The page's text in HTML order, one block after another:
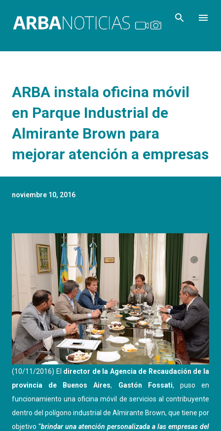
ARBA instala oficina móvil
en Parque Industrial de
Almirante Brown para
mejorar atención a empresas
noviembre 10, 2016
(10/11/2016) El director de la Agencia de Recaudación de la
provincia de Buenos Aires, Gastón Fossati, puso en
funcionamiento una oficina móvil de servicios al contribuyente
dentro del polígono industrial de Almirante Brown, que tiene por
objetivo “brindar una atención personalizada a las empresas del